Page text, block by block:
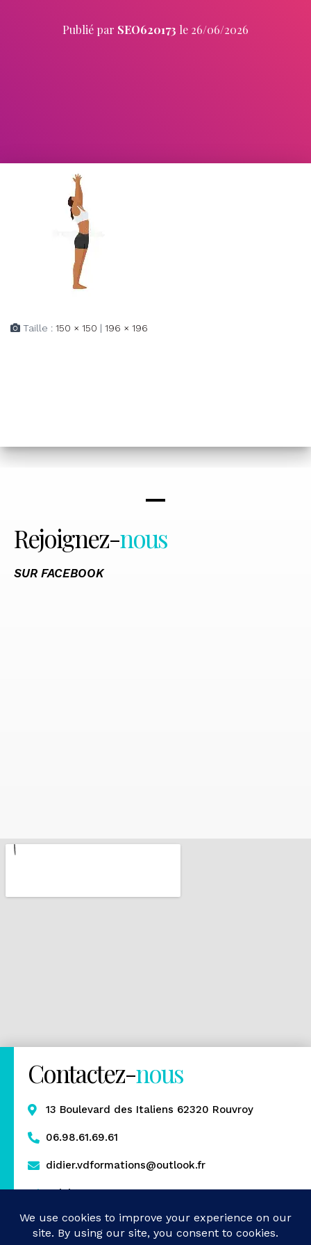
Publié par SEO620173 le 26/06/2026
Taille : 150 × 150 | 196 × 196
Rejoignez-nous
SUR FACEBOOK
Contactez-nous
13 Boulevard des Italiens 62320 Rouvroy
06.98.61.69.61
didier.vdformations@outlook.fr
Rejoignez-nous